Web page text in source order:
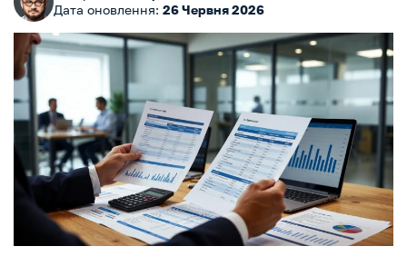
Дата оновлення: 26 Червня 2026